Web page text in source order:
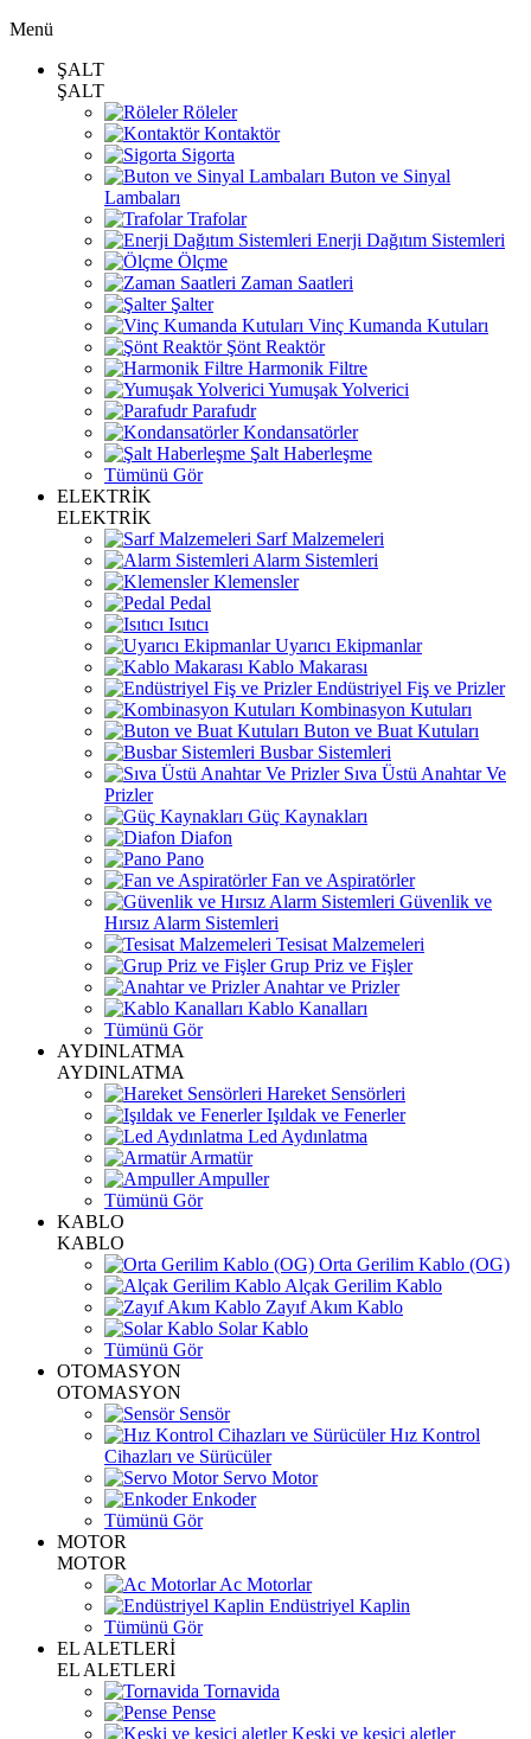
Menü
ŞALT
ŞALT
Röleler
Kontaktör
Sigorta
Buton ve Sinyal
Lambaları
Trafolar
Enerji Dağıtım Sistemleri
Ölçme
Zaman Saatleri
Şalter
Vinç Kumanda Kutuları
Şönt Reaktör
Harmonik Filtre
Yumuşak Yolverici
Parafudr
Kondansatörler
Şalt Haberleşme
Tümünü Gör
ELEKTRİK
ELEKTRİK
Sarf Malzemeleri
Alarm Sistemleri
Klemensler
Pedal
Isıtıcı
Uyarıcı Ekipmanlar
Kablo Makarası
Endüstriyel Fiş ve Prizler
Kombinasyon Kutuları
Buton ve Buat Kutuları
Busbar Sistemleri
Sıva Üstü Anahtar Ve
Prizler
Güç Kaynakları
Diafon
Pano
Fan ve Aspiratörler
Güvenlik ve
Hırsız Alarm Sistemleri
Tesisat Malzemeleri
Grup Priz ve Fişler
Anahtar ve Prizler
Kablo Kanalları
Tümünü Gör
AYDINLATMA
AYDINLATMA
Hareket Sensörleri
Işıldak ve Fenerler
Led Aydınlatma
Armatür
Ampuller
Tümünü Gör
KABLO
KABLO
Orta Gerilim Kablo (OG)
Alçak Gerilim Kablo
Zayıf Akım Kablo
Solar Kablo
Tümünü Gör
OTOMASYON
OTOMASYON
Sensör
Hız Kontrol
Cihazları ve Sürücüler
Servo Motor
Enkoder
Tümünü Gör
MOTOR
MOTOR
Ac Motorlar
Endüstriyel Kaplin
Tümünü Gör
EL ALETLERİ
EL ALETLERİ
Tornavida
Pense
Keski ve kesici aletler